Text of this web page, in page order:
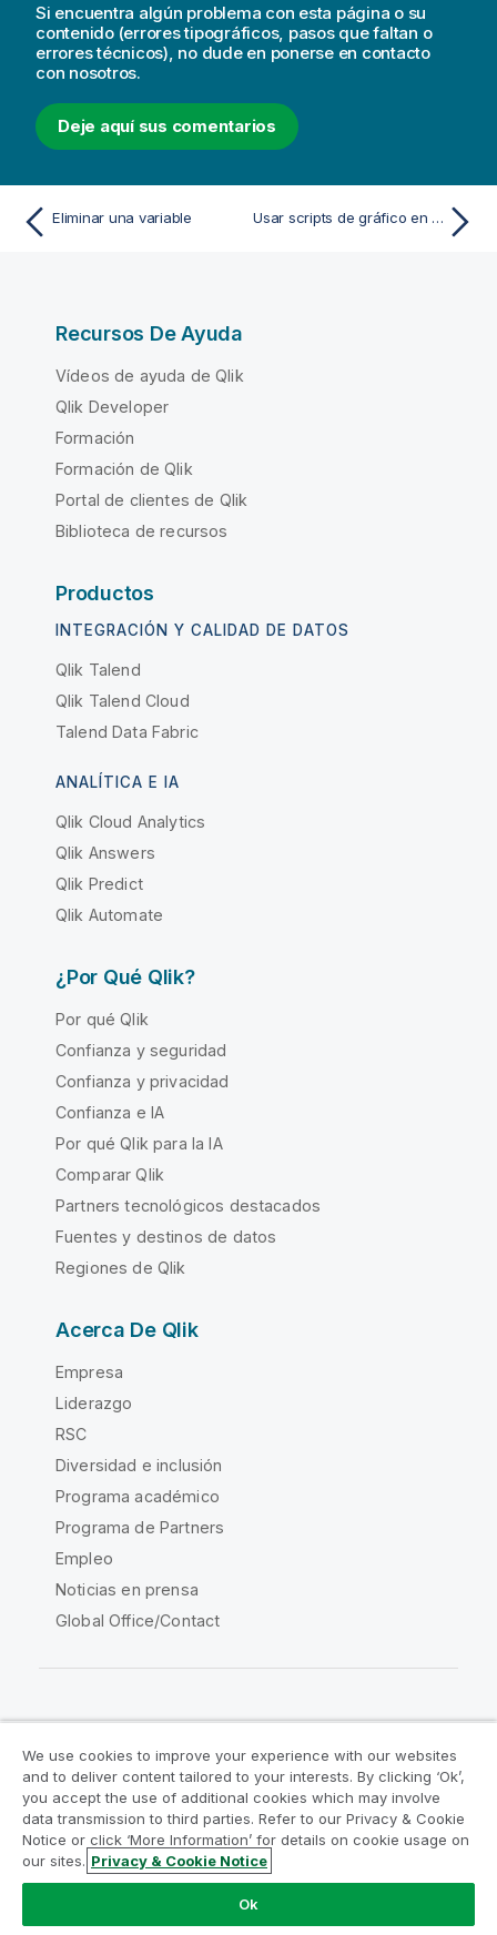
Si encuentra algún problema con esta página o su
contenido (errores tipográficos, pasos que faltan o
errores técnicos), no dude en ponerse en contacto
con nosotros.
Deje aquí sus comentarios
Eliminar una variable Usar scripts de gráfico en las visualizaciones
Recursos De Ayuda
Vídeos de ayuda de Qlik
Qlik Developer
Formación
Formación de Qlik
Portal de clientes de Qlik
Biblioteca de recursos
Productos
INTEGRACIÓN Y CALIDAD DE DATOS
Qlik Talend
Qlik Talend Cloud
Talend Data Fabric
ANALÍTICA E IA
Qlik Cloud Analytics
Qlik Answers
Qlik Predict
Qlik Automate
¿Por Qué Qlik?
Por qué Qlik
Confianza y seguridad
Confianza y privacidad
Confianza e IA
Por qué Qlik para la IA
Comparar Qlik
Partners tecnológicos destacados
Fuentes y destinos de datos
Regiones de Qlik
Acerca De Qlik
Empresa
Liderazgo
RSC
Diversidad e inclusión
Programa académico
Programa de Partners
Empleo
Noticias en prensa
Global Office/Contact
Acuerdos legales
Condiciones del producto
Legal Policies
Política legal
Condiciones de uso
Marcas comerciales
Do Not Share My Info
Copyright © 1993-2026 QlikTech International AB.
We use cookies to improve your experience with our websites
and to deliver content tailored to your interests. By clicking ‘Ok’,
you accept the use of additional cookies which may involve
data transmission to third parties. Refer to our Privacy & Cookie
Notice or click ‘More Information’ for details on cookie usage on
our sites. Privacy & Cookie Notice
Ok